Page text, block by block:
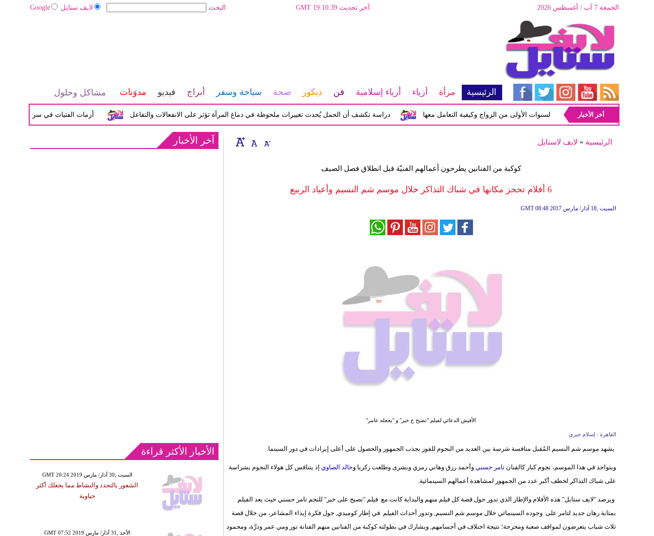
لايف ستايل Google البحث آخر تحديث GMT 19:10:39 الجمعة 7 آب / أغسطس 2026
الرئيسية مرأة أزياء أزياء إسلامية فن ديكور صحة سياحة وسفر أبراج فيديو مدوَنات مشاكل وحلول
أزمات الفتيات في سن المراهقة بين دراسة تكشف أن الحمل يُحدث تغييرات ملحوظة في دماغ المرأة تؤثر على الانفعالات والتفاعل أبرز المشاكل شيوعاً في السنوات الأولى من الزواج وكيفية التعامل معها
أخر الأخبار
الرئيسية » لايف لاستايل
كوكبة من الفنانين يطرحون أعمالهم الفنيّة قبل انطلاق فصل الصيف
6 أفلام تحجز مكانها في شباك التذاكر خلال موسم شم النسيم وأعياد الربيع
GMT 08:48 2017 السبت ,18 آذار/ مارس
الأفيش الدعائي لفيلم "تصبح ع خير" و "يجعله عامر"
القاهرة - إسلام خيري
يشهد موسم شم النسيم المُقبل منافسة شرسة بين العديد من النجوم للفوز بجذب الجمهور والحصول على أعلى إيرادات في دور السينما.
ويتواجد في هذا الموسم، نجوم كبار كالفنان تامر حسني وأحمد رزق وهاني رمزي وبشرى وطلعت زكريا وخالد الصاويإذ يتنافس كل هولاء النجوم بشراسة
على شباك التذاكر لخطف أكبر عدد من الجمهور لمشاهدة أعمالهم السينمائية.
ويرصد "لايف ستايل" هذه الأفلام والإطار الذي تدور حول قصة كل فيلم منهم والبداية كانت مع فيلم "تصبح على خير" للنجم تامر حسني حيث يعد الفيلم
بمثابة رهان جديد لتامر على وجوده السينمائي خلال موسم شم النسيم, وتدور أحداث الفيلم في إطار كوميدي, حول فكرة إيذاء المشاعر، من خلال قصة
ثلاث شباب يتعرضون لمواقف صعبة ومحرجة؛ نتيجة اختلاف في أجسامهم, ويشارك في بطولته كوكبة من الفنانين منهم الفنانة نور ومي عمر ودرَّة، ومحمود
آخر الأخبار
الأخبار الأكثر قراءة
GMT 20:24 2019 السبت ,30 آذار/ مارس
الشعور بالتجدد والنشاط مما يجعلك أكثر
حياوية
GMT 07:52 2019 الأحد ,31 آذار/ مارس